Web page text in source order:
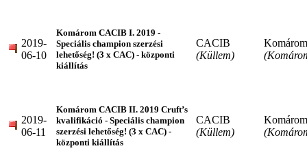
2019-
06-10
Komárom CACIB I. 2019 -
Speciális champion szerzési
lehetőség! (3 x CAC) - központi
kiállítás
CACIB
(Küllem)
Komárom
2019-
06-11
Komárom CACIB II. 2019 Cruft’s
kvalifikáció - Speciális champion
szerzési lehetőség! (3 x CAC) -
központi kiállítás
CACIB
(Küllem)
Komárom